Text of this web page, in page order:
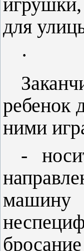
для
·
ними
-
машину